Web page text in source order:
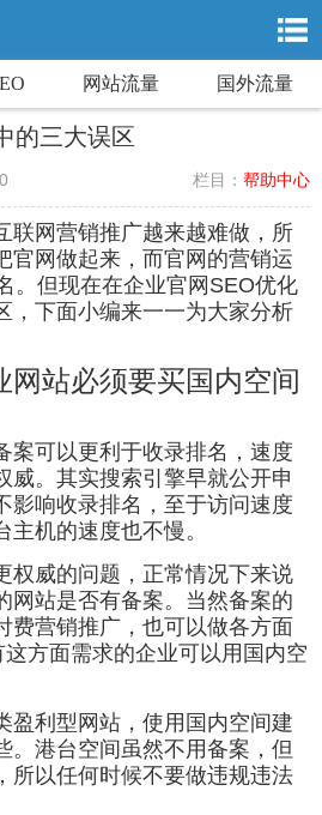
网站流量 国外流量
的三大误区
栏目： 帮助中心
网营销推广越来越难做，所
官网做起来，而官网的营销运
。但现在在企业官网SEO优化
，下面小编来一一为大家分析
网站必须要买国内空间
可以更利于收录排名，速度
威。其实搜索引擎早就公开申
影响收录排名，至于访问速度
机的速度也不慢。
威的问题，正常情况下来说
网站是否有备案。当然备案的
费营销推广，也可以做各方面
方面需求的企业可以用国内空
利型网站，使用国内空间建
。港台空间虽然不用备案，但
所以任何时候不要做违规违法